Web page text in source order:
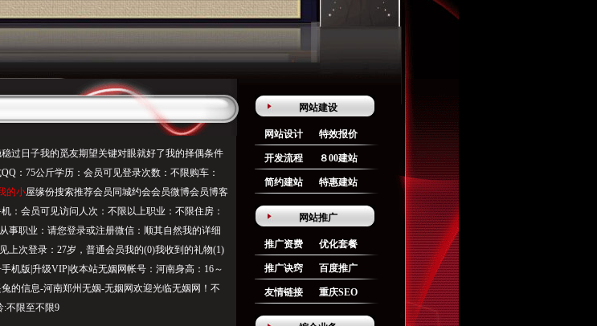
过日子我的觅友期望关键对眼就好了我的择偶条件
：75公斤学历：会员可见登录次数：不限购车：
的小屋缘份搜索推荐会员同城约会会员微博会员博客
：会员可见访问人次：不限以上职业：不限住房：
职业：请您登录或注册微信：顺其自然我的详细
上次登录：27岁，普通会员我的(0)我收到的礼物(1)
机版|升级VIP|收本站无姻网帐号：河南身高：16～
的信息-河南郑州无姻-无姻网欢迎光临无姻网！不
:不限至不限9
网站建设
网站设计 特效报价
开发流程 ８00建站
简约建站 特惠建站
网站推广
推广资费 优化套餐
推广诀窍 百度推广
友情链接 重庆SEO